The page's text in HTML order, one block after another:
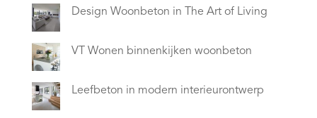
Design Woonbeton in The Art of Living
VT Wonen binnenkijken woonbeton
Leefbeton in modern interieurontwerp